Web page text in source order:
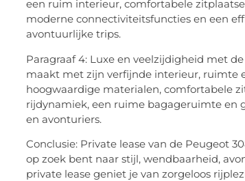
een ruim interieur, comfortabele
moderne connectiviteitsfuncties en een
avontuurlijke trips.
Paragraaf 4: Luxe en veelzijdigheid met de
maakt met zijn verfijnde interieur, ruimte
hoogwaardige materialen, comfortabele
rijdynamiek, een ruime bagageruimte en
en avonturiers.
Conclusie: Private lease van de Peugeot
op zoek bent naar stijl, wendbaarheid,
private lease geniet je van zorgeloos